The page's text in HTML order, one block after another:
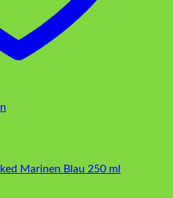
Marinen Blau 250 ml